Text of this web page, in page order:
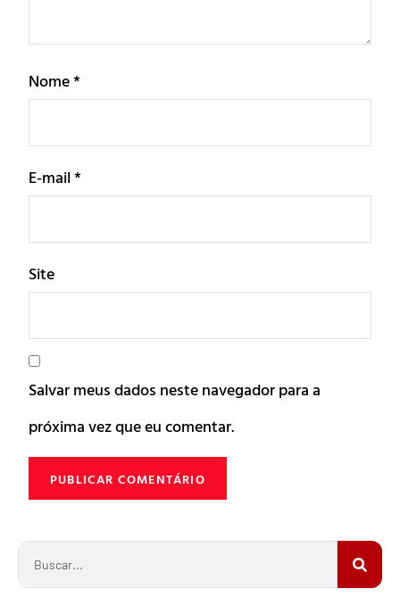
Nome*
E-mail*
Site
Salvar meus dados neste navegador para a
próxima vez que eu comentar.